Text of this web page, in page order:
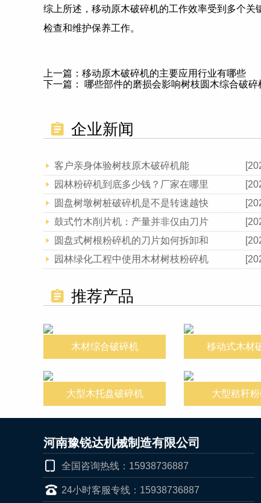
综上所述，移动原木破碎机的工作效率受到多个
检查和维护保养工作。
上一篇： 移动原木破碎机的主要应用行业有哪些
下一篇：
哪些部件的磨损会影响树枝圆木综合破
企业新闻
客户亲身体验树枝原木破碎机能
园林粉碎机到底多少钱？厂家在哪里
圆盘树墩树桩破碎机是不是转速越快
鼓式竹木削片机：产量并非仅由刀片
圆盘式树根粉碎机的刀片如何拆卸和
园林绿化工程中使用木材树枝粉碎机
推荐产品
木材综合破碎机 移动式木材
大型木托盘破碎机 大型秸秆
河南豫锐达机械制造有限公司
全国咨询热线：15938736887
24小时客服专线：15938736887